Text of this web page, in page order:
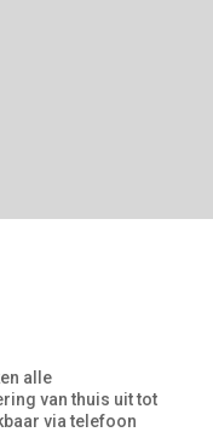
alle
van thuis uit tot
via telefoon